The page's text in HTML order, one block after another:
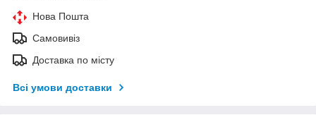
Нова Пошта
Самовивіз
Доставка по місту
Всі умови доставки